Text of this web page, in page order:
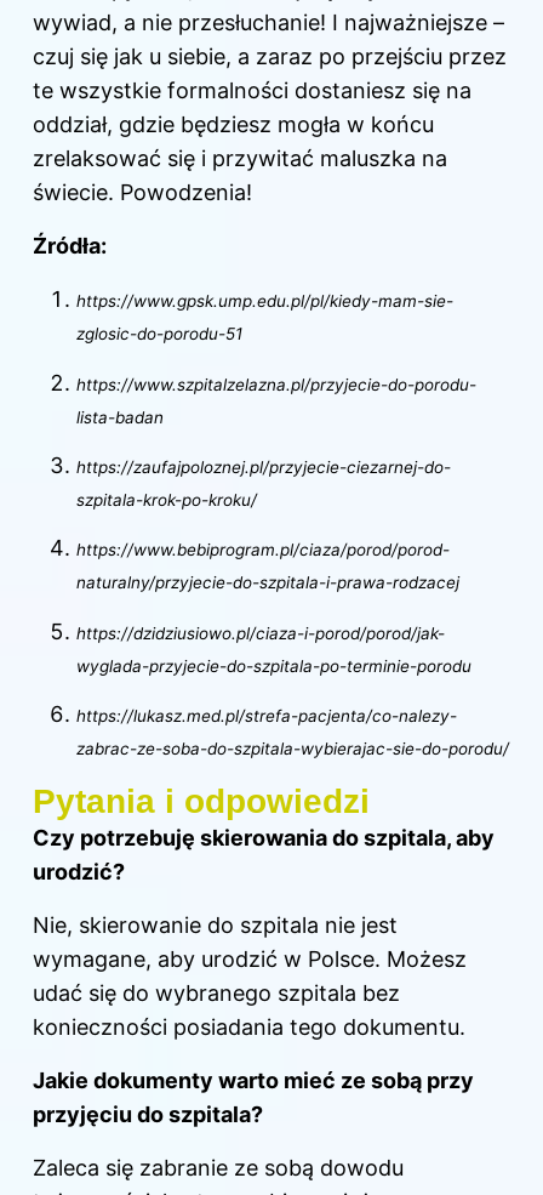
wywiad, a nie przesłuchanie! I najważniejsze –
czuj się jak u siebie, a zaraz po przejściu przez
te wszystkie formalności dostaniesz się na
oddział, gdzie będziesz mogła w końcu
zrelaksować się i przywitać maluszka na
świecie. Powodzenia!
Źródła:
https://www.gpsk.ump.edu.pl/pl/kiedy-mam-sie-
zglosic-do-porodu-51
https://www.szpitalzelazna.pl/przyjecie-do-porodu-
lista-badan
https://zaufajpoloznej.pl/przyjecie-ciezarnej-do-
szpitala-krok-po-kroku/
https://www.bebiprogram.pl/ciaza/porod/porod-
naturalny/przyjecie-do-szpitala-i-prawa-rodzacej
https://dzidziusiowo.pl/ciaza-i-porod/porod/jak-
wyglada-przyjecie-do-szpitala-po-terminie-porodu
https://lukasz.med.pl/strefa-pacjenta/co-nalezy-
zabrac-ze-soba-do-szpitala-wybierajac-sie-do-porodu/
Pytania i odpowiedzi
Czy potrzebuję skierowania do szpitala, aby
urodzić?
Nie, skierowanie do szpitala nie jest
wymagane, aby urodzić w Polsce. Możesz
udać się do wybranego szpitala bez
konieczności posiadania tego dokumentu.
Jakie dokumenty warto mieć ze sobą przy
przyjęciu do szpitala?
Zaleca się zabranie ze sobą dowodu